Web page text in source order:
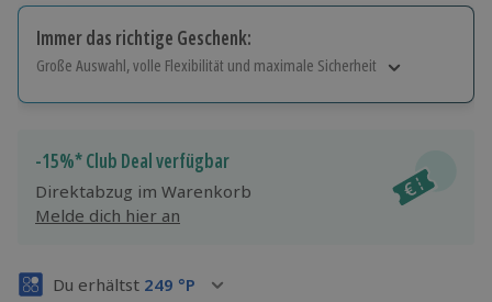
Immer das richtige Geschenk:
Große Auswahl, volle Flexibilität und maximale Sicherheit
Jeder Gutschein für alle Erlebnisse einlösbar.
Maximale Sicherheit
3 Jahre gültig & verlängerbar.
-15%* Club Deal verfügbar
Direktabzug im Warenkorb
Melde dich hier an
Du erhältst 249 °P